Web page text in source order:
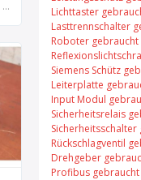
Lichttaster
Lasttrennschalter
Roboter gebraucht
Siemens Schütz
Leiterplatte
Input Modul
Sicherheitsrelais
Rückschlagventil
Drehgeber
Profibus gebraucht